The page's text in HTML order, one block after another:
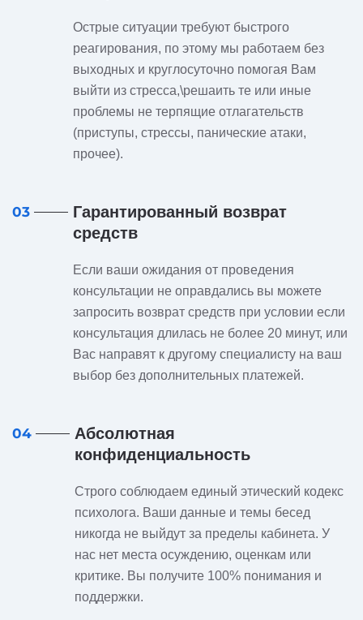
Острые ситуации требуют быстрого
реагирования, по этому мы работаем без
выходных и круглосуточно помогая Вам
выйти из стресса,\решаить те или иные
проблемы не терпящие отлагательств
(приступы, стрессы, панические атаки,
прочее).
03
Гарантированный возврат
средств
Если ваши ожидания от проведения
консультации не оправдались вы можете
запросить возврат средств при условии если
консультация длилась не более 20 минут, или
Вас направят к другому специалисту на ваш
выбор без дополнительных платежей.
04
Абсолютная
конфиденциальность
Строго соблюдаем единый этический кодекс
психолога. Ваши данные и темы бесед
никогда не выйдут за пределы кабинета. У
нас нет места осуждению, оценкам или
критике. Вы получите 100% понимания и
поддержки.